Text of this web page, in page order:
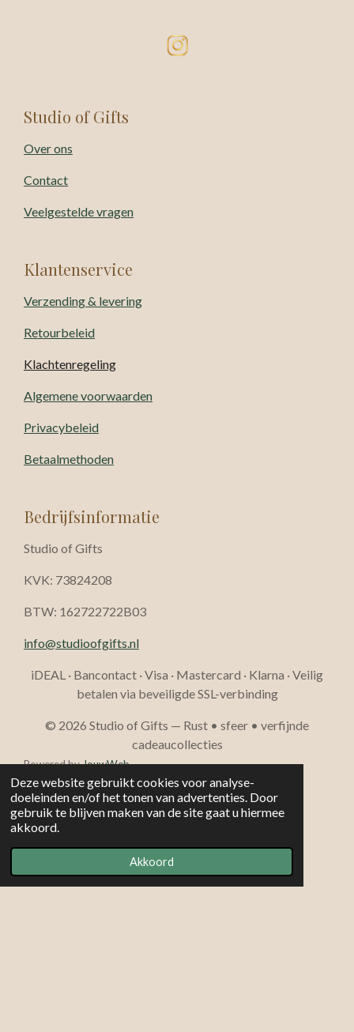
Deze website gebruikt cookies voor analyse-
doeleinden en/of het tonen van advertenties. Door
gebruik te blijven maken van de site gaat u hiermee
akkoord.
Akkoord
Studio of Gifts
Over ons
Contact
Veelgestelde vragen
Klantenservice
Verzending & levering
Retourbeleid
Klachtenregeling
Algemene voorwaarden
Privacybeleid
Betaalmethoden
Bedrijfsinformatie
Studio of Gifts
KVK: 73824208
BTW: 162722722B03
info@studioofgifts.nl
iDEAL · Bancontact · Visa · Mastercard · Klarna · Veilig
betalen via beveiligde SSL-verbinding
© 2026 Studio of Gifts — Rust • sfeer • verfijnde
cadeaucollecties
Powered byJouwWeb